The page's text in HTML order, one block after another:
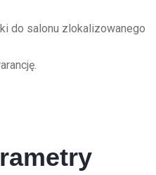
do salonu zlokalizowanego